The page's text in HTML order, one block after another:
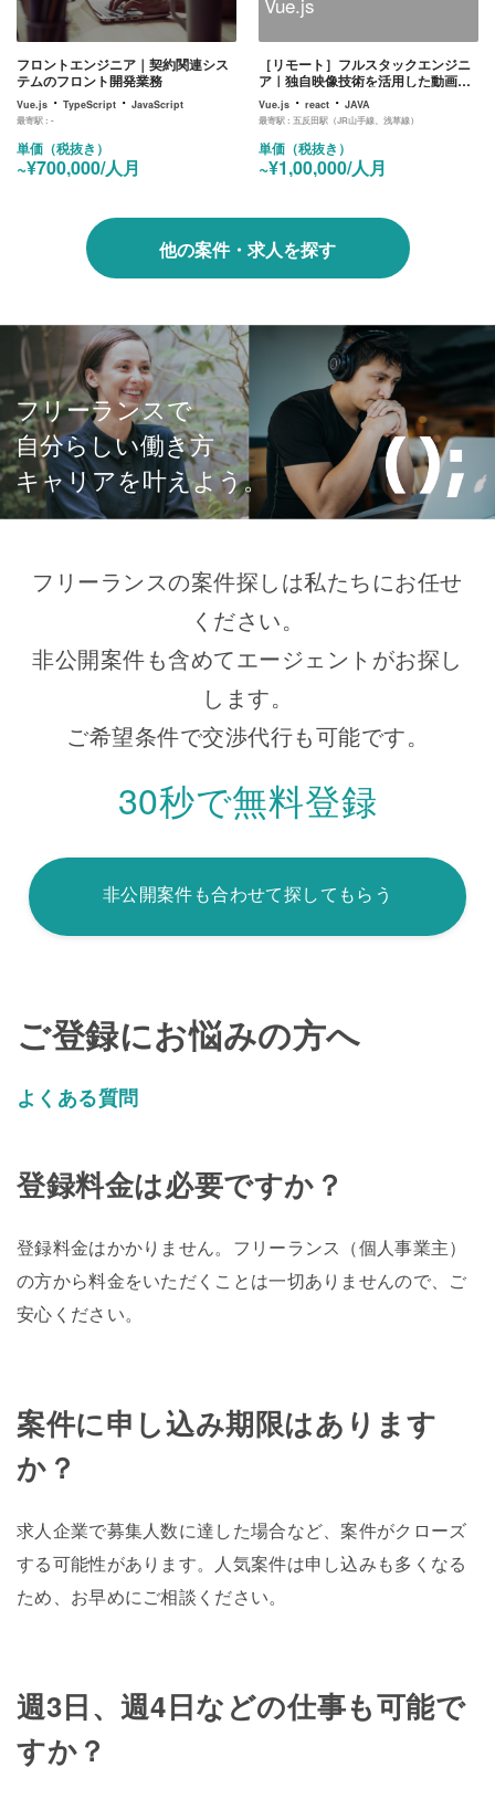
フロントエンジニア｜契約関連シス
テムのフロント開発業務
Vue.js ・ TypeScript ・ JavaScript
最寄駅 : -
単価（税抜き）
~¥700,000/人月
［リモート］フルスタックエンジニ
ア｜独自映像技術を活用した動画プ
レイヤー(Web)の開発
Vue.js ・react ・JAVA
最寄駅 : 五反田駅（JR山手線、浅草線）
単価（税抜き）
~¥1,00,000/人月
他の案件・求人を探す
フリーランスで
自分らしい働き方
キャリアを叶えよう。
フリーランスの案件探しは私たちにお任せ
ください。
非公開案件も含めてエージェントがお探し
します。
ご希望条件で交渉代行も可能です。
30秒で無料登録
非公開案件も合わせて探してもらう
ご登録にお悩みの方へ
よくある質問
登録料金は必要ですか？
登録料金はかかりません。フリーランス（個人事業主）
の方から料金をいただくことは一切ありませんので、ご
安心ください。
案件に申し込み期限はあります
か？
求人企業で募集人数に達した場合など、案件がクローズ
する可能性があります。人気案件は申し込みも多くなる
ため、お早めにご相談ください。
週3日、週4日などの仕事も可能で
すか？